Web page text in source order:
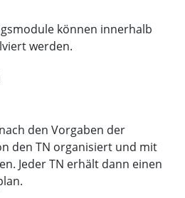
können innerhalb
werden.
den Vorgaben der
den TN organisiert und mit
Jeder TN erhält dann einen